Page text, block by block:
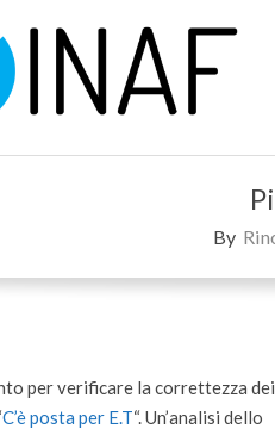
By
per verificare la correttezza dei
C’è posta per E.T“. Un’analisi dello